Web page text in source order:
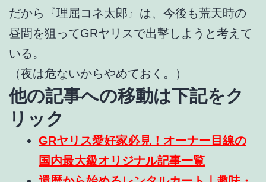
だから『理屈コネ太郎』は、今後も荒天時の
昼間を狙ってGRヤリスで出撃しようと考えて
いる。
（夜は危ないからやめておく。）
他の記事への移動は下記をク
リック
GRヤリス愛好家必見！オーナー目線の
国内最大級オリジナル記事一覧